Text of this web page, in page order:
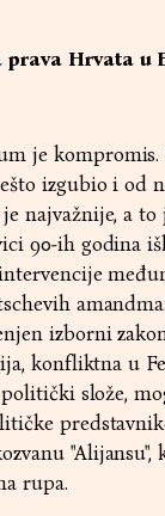
prava Hrvata u
je
izgubio i od
najvažnije, a
90-ih godina
izborni
konfliktna u
politički slože,
rupa.